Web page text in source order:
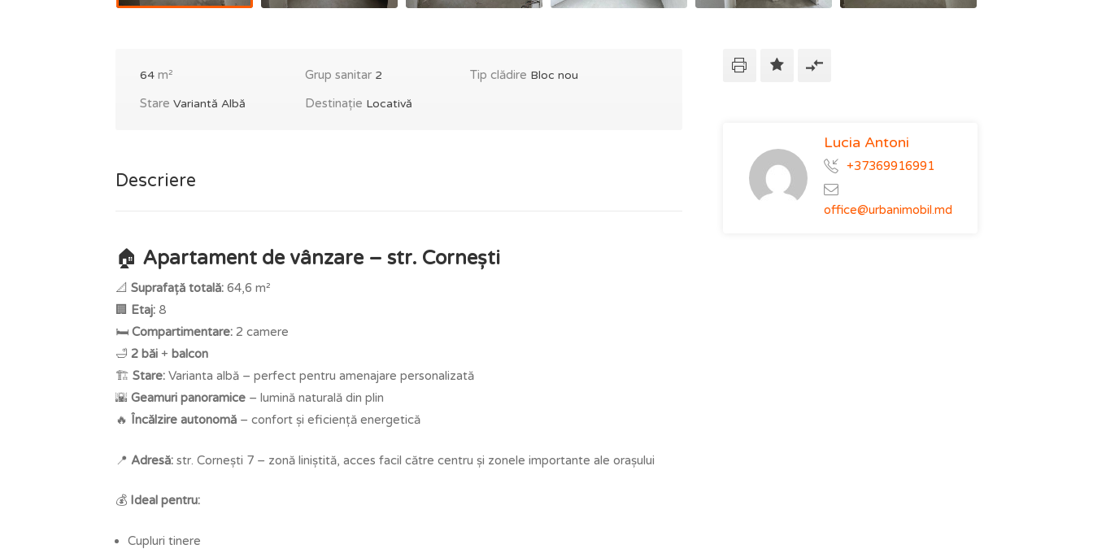
64 m² Grup sanitar 2 Tip clădire Bloc nou
Stare Variantă Albă Destinație Locativă
Descriere
🏠 Apartament de vânzare – str. Cornești
📐 Suprafață totală: 64,6 m²
🏢 Etaj: 8
🛏️ Compartimentare: 2 camere
🛁 2 băi + balcon
🏗️ Stare: Varianta albă – perfect pentru amenajare personalizată
🌇 Geamuri panoramice – lumină naturală din plin
🔥 Încălzire autonomă – confort și eficiență energetică
📍 Adresă: str. Cornești 7 – zonă liniștită, acces facil către centru și zonele importante ale orașului
💰 Ideal pentru:
Cupluri tinere
Lucia Antoni
+37369916991
office@urbanimobil.md